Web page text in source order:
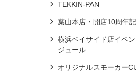
TEKKIN-PAN
葉山本店・開店10周年
横浜ベイサイド店イベ
ジュール
オリジナルスモーカー